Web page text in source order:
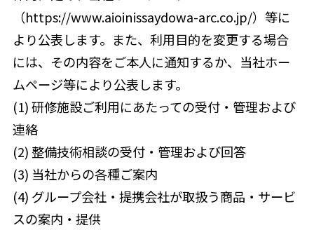
（https://www.aioinissaydowa-arc.co.jp/）等に
より公表します。また、利用目的を変更する場合
には、その内容をご本人に通知するか、当社ホー
ムページ等により公表します。
(1) 研修施設ご利用にあたっての受付・管理および
連絡
(2) 整備技術相談の受付・管理および回答
(3) 当社からの各種ご案内
(4) グループ会社・提携会社が取扱う商品・サービ
スの案内・提供